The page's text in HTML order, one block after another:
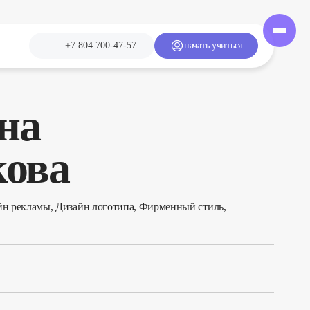
+7 804 700-47-57 начать учиться
рекламы, Дизайн логотипа, Фирменный стиль,